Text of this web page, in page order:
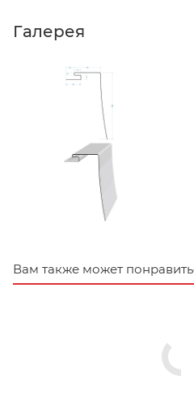
Галерея
Вам также может